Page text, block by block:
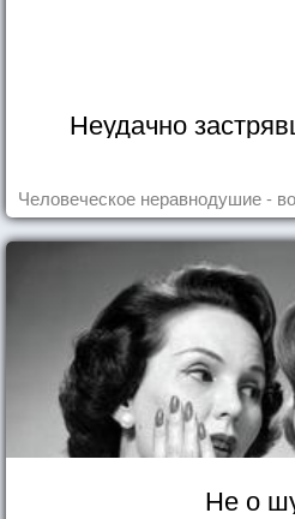
Неудачно
Человеческое неравнодушие -
Не о